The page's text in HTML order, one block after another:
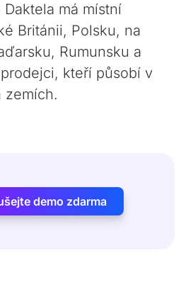
má místní
Británii, Polsku, na
Rumunsku a
kteří působí v
zemích.
demo zdarma